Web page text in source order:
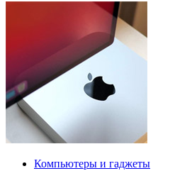
Компьютеры и гаджеты